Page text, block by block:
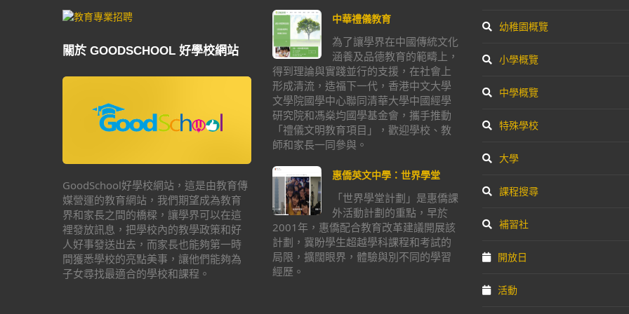
關於 GOODSCHOOL 好學校網站
GoodSchool好學校網站，這是由教育傳
媒營運的教育網站，我們期望成為教育
界和家長之間的橋樑，讓學界可以在這
裡發放訊息，把學校內的教學政策和好
人好事發送出去，而家長也能夠第一時
間獲悉學校的亮點美事，讓他們能夠為
子女尋找最適合的學校和課程。
中華禮儀教育
為了讓學界在中國傳統文化
涵養及品德教育的範疇上，
得到理論與實踐並行的支援，在社會上
形成清流，造福下一代，香港中文大學
文學院國學中心聯同清華大學中國經學
研究院和馮燊均國學基金會，攜手推動
「禮儀文明教育項目」，歡迎學校、教
師和家長一同參與。
惠僑英文中學：世界學堂
「世界學堂計劃」是惠僑課
外活動計劃的重點，早於
2001年，惠僑配合教育改革建議開展該
計劃，冀盼學生超越學科課程和考試的
局限，擴闊眼界，體驗與別不同的學習
經歷。
幼稚園概覽
小學概覽
中學概覽
特殊學校
大學
課程搜尋
補習社
開放日
活動